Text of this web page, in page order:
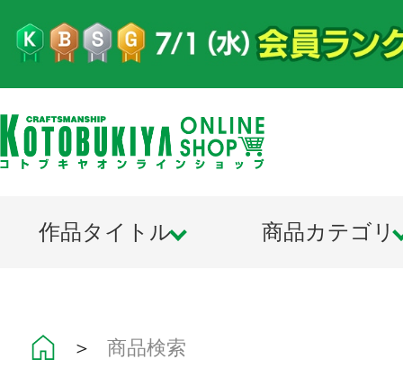
作品タイトル 商品カテゴリ
＞ 商品検索